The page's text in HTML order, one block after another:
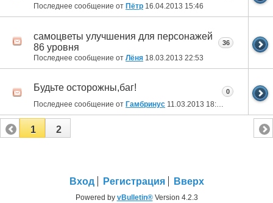
Последнее сообщение от Пётр 16.04.2013 15:46
самоцветы улучшения для персонажей
86 уровня
Последнее сообщение от Лёня 18.03.2013 22:53
36
Будьте осторожны,баг!
Последнее сообщение от Гамбринус 11.03.2013 18:59
0
1 2
Вход Регистрация Вверх
Powered by vBulletin®Version 4.2.3